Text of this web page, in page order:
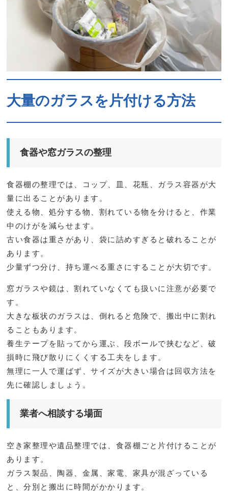
大量のガラスを片付ける方法
食器や窓ガラスの整理
食器棚の整理では、コップ、皿、花瓶、ガラス容器が大
量に出ることがあります。
使える物、処分する物、割れている物を分けると、作業
中のけがを減らせます。
古い食器は重さがあり、袋に詰めすぎると破れることが
あります。
少量ずつ分け、持ち運べる重さにすることが大切です。
窓ガラスや鏡は、割れていなくても扱いに注意が必要で
す。
大きな板状のガラスは、倒れると危険で、搬出中に割れ
ることもあります。
養生テープを貼ってから運ぶ、段ボールで挟むなど、破
損時に飛び散りにくくする工夫をします。
無理に一人で運ばず、サイズが大きい場合は回収方法を
先に確認しましょう。
業者へ相談する場面
空き家整理や遺品整理では、食器棚ごと片付けることが
あります。
ガラス製品、陶器、金属、家電、家具が混ざっている
と、分別と搬出に時間がかかります。